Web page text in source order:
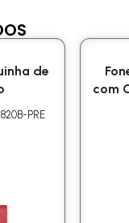
de
PRE
com